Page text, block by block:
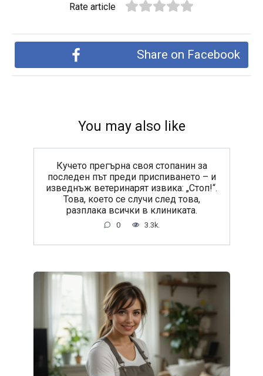
Rate article
Share on Facebook
You may also like
Кучето прегърна своя стопанин за
последен път преди приспиването – и
изведнъж ветеринарят извика: „Стоп!“.
Това, което се случи след това,
разплака всички в клиниката.
0 3.3k.